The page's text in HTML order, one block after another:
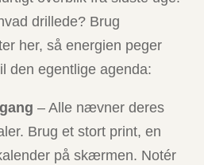
drillede? Brug
her, så energien peger
den egentlige agenda:
– Alle nævner deres
Brug et stort print, en
på skærmen. Notér